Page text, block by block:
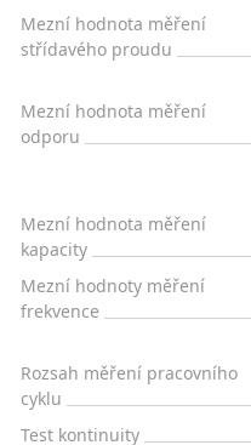
Mezní hodnota měření
střídavého proudu
Mezní hodnota měření
odporu
Mezní hodnota měření
kapacity
Mezní hodnoty měření
frekvence
Rozsah měření pracovního
cyklu
Test kontinuity